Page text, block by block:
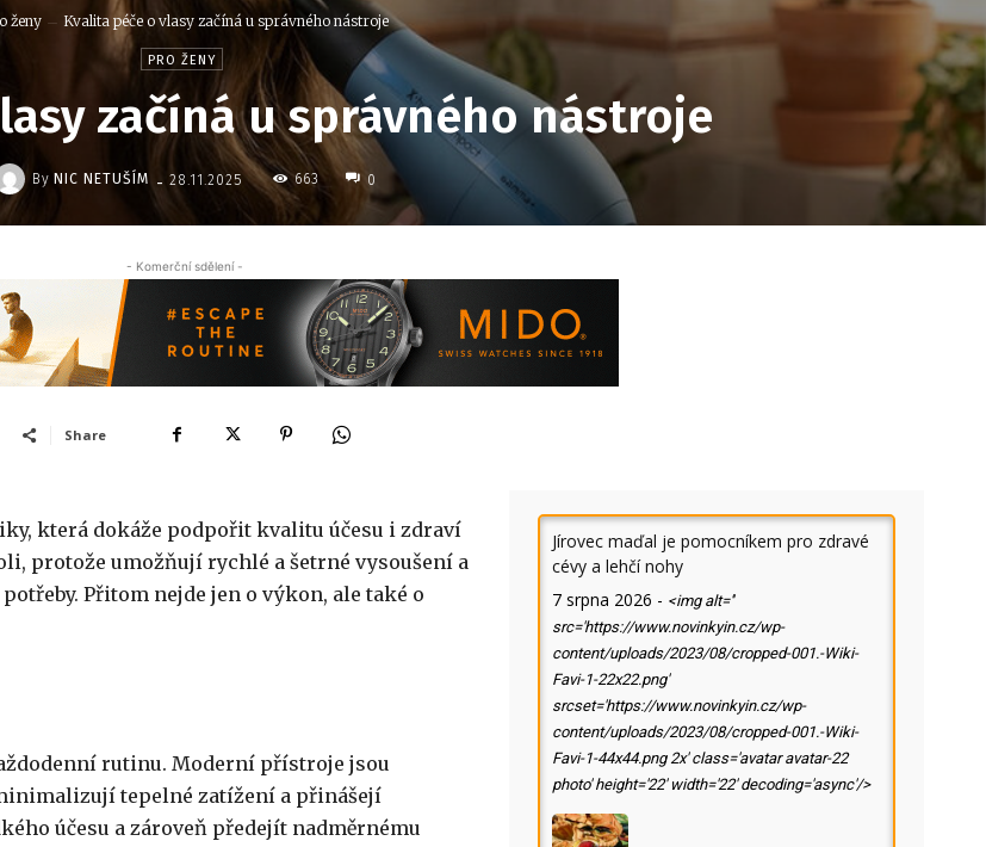
ženy Kvalita péče o vlasy začíná u správného nástroje
PRO ŽENY
začíná u správného nástroje
By NIC NETUŠÍM - 28.11.2025 663 0
- Komerční sdělení -
Share
která dokáže podpořit kvalitu účesu i zdraví
protože umožňují rychlé a šetrné vysoušení a
Přitom nejde jen o výkon, ale také o
rutinu. Moderní přístroje jsou
tepelné zatížení a přinášejí
účesu a zároveň předejít nadměrnému
Jírovec maďal je pomocníkem pro zdravé
cévy a lehčí nohy
7 srpna 2026 - <img alt=''
src='https://www.novinkyin.cz/wp-
content/uploads/2023/08/cropped-001.-Wiki-
Favi-1-22x22.png'
srcset='https://www.novinkyin.cz/wp-
content/uploads/2023/08/cropped-001.-Wiki-
Favi-1-44x44.png 2x' class='avatar avatar-22
photo' height='22' width='22' decoding='async'/>